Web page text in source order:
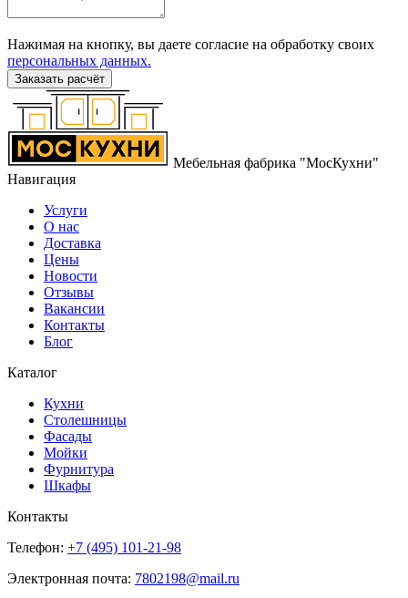
Нажимая на кнопку, вы даете согласие на обработку своих
персональных данных.
Заказать расчёт
Мебельная фабрика "МосКухни"
Навигация
Услуги
О нас
Доставка
Цены
Новости
Отзывы
Вакансии
Контакты
Блог
Каталог
Кухни
Столешницы
Фасады
Мойки
Фурнитура
Шкафы
Контакты
Телефон: +7 (495) 101-21-98
Электронная почта: 7802198@mail.ru